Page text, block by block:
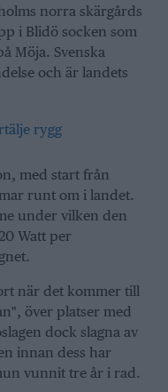
norra skärgårds
i Blidö socken som
Möja. Svenska
och är landets
med start från
runt om i landet.
under vilken den
Watt per
när det kommer till
över platser med
dock slagna av
innan dess har
vunnit tre år i rad.